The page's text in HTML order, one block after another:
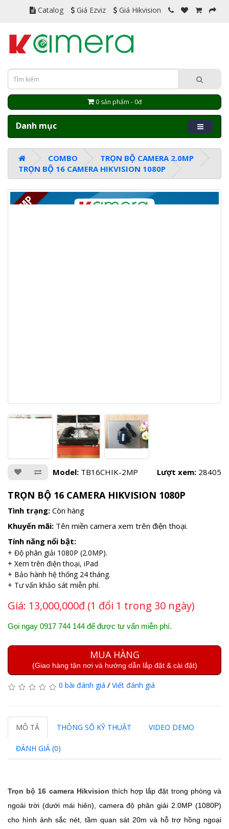
Catalog Giá Ezviz Giá Hikvision
0 sản phẩm - 0đ
Danh mục
COMBO
TRỌN BỘ CAMERA 2.0MP
TRỌN BỘ 16 CAMERA HIKVISION 1080P
Model: TB16CHIK-2MP Lượt xem: 28405
TRỌN BỘ 16 CAMERA HIKVISION 1080P
Tình trạng: Còn hàng
Khuyến mãi: Tên miền camera xem trên điện thoại.
Tính năng nổi bật:
+ Độ phân giải 1080P (2.0MP).
+ Xem trên điện thoại, iPad
+ Bảo hành hệ thống 24 tháng.
+ Tư vấn khảo sát miễn phí.
Giá: 13,000,000đ (1 đổi 1 trong 30 ngày)
Gọi ngay 0917 744 144 để được tư vấn miễn phí.
MUA HÀNG
(Giao hàng tận nơi và hướng dẫn lắp đặt & cài đặt)
0 bài đánh giá / Viết đánh giá
MÔ TẢ THÔNG SỐ KỸ THUẬT VIDEO DEMO
ĐÁNH GIÁ (0)
Trọn bộ 16 camera Hikvision thích hợp lắp đặt trong phòng và
ngoài trời (dưới mái hiên), camerađộ phân giải 2.0MP (1080P)
cho hình ảnh sắc nét, tầm quan sát 20m và hỗ trợ hồng ngoại